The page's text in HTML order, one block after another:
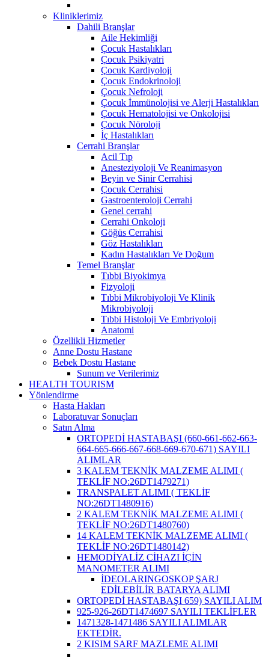
Kliniklerimiz
Dahili Branşlar
Aile Hekimliği
Çocuk Hastalıkları
Çocuk Psikiyatri
Çocuk Kardiyoloji
Çocuk Endokrinoloji
Çocuk Nefroloji
Çocuk İmmünolojisi ve Alerji Hastalıkları
Çocuk Hematolojisi ve Onkolojisi
Çocuk Nöroloji
İç Hastalıkları
Cerrahi Branşlar
Acil Tıp
Anesteziyoloji Ve Reanimasyon
Beyin ve Sinir Cerrahisi
Çocuk Cerrahisi
Gastroenteroloji Cerrahi
Genel cerrahi
Cerrahi Onkoloji
Göğüs Cerrahisi
Göz Hastalıkları
Kadın Hastalıkları Ve Doğum
Temel Branşlar
Tıbbi Biyokimya
Fizyoloji
Tıbbi Mikrobiyoloji Ve Klinik
Mikrobiyoloji
Tıbbi Histoloji Ve Embriyoloji
Anatomi
Özellikli Hizmetler
Anne Dostu Hastane
Bebek Dostu Hastane
Sunum ve Verilerimiz
HEALTH TOURISM
Yönlendirme
Hasta Hakları
Laboratuvar Sonuçları
Satın Alma
ORTOPEDİ HASTABAŞI (660-661-662-663-
664-665-666-667-668-669-670-671) SAYILI
ALIMLAR
3 KALEM TEKNİK MALZEME ALIMI (
TEKLİF NO:26DT1479271)
TRANSPALET ALIMI ( TEKLİF
NO:26DT1480916)
2 KALEM TEKNİK MALZEME ALIMI (
TEKLİF NO:26DT1480760)
14 KALEM TEKNİK MALZEME ALIMI (
TEKLİF NO:26DT1480142)
HEMODİYALİZ CİHAZI İÇİN
MANOMETER ALIMI
İDEOLARINGOSKOP ŞARJ
EDİLEBİLİR BATARYA ALIMI
ORTOPEDİ HASTABAŞI 659) SAYILI ALIM
925-926-26DT1474697 SAYILI TEKLİFLER
1471328-1471486 SAYILI ALIMLAR
EKTEDİR.
2 KISIM SARF MAZLEME ALIMI